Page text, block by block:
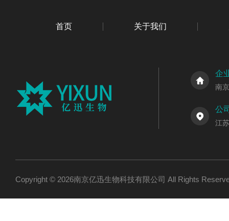
首页 关于我们
企
南
公
江
Copyright © 2026南京亿迅生物科技有限公司 All Rights